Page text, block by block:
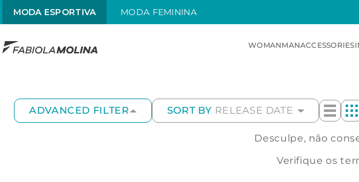
MODA ESPORTIVA MODA FEMININA
WOMANMANACCESSORIES
ADVANCED FILTER SORT BY RELEASE DATE
Desculpe, não
Verifique os
2. sol